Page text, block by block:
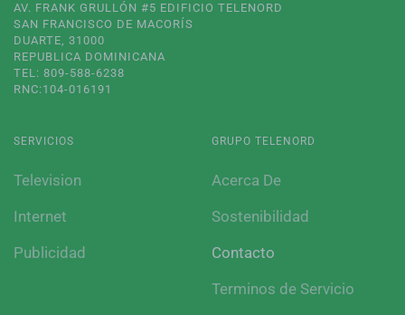
AV. FRANK GRULLÓN #5 EDIFICIO TELENORD
SAN FRANCISCO DE MACORÍS
DUARTE, 31000
REPUBLICA DOMINICANA
TEL: 809-588-6238
RNC:104-016191
SERVICIOS
Television
Internet
Publicidad
GRUPO TELENORD
Acerca De
Sostenibilidad
Contacto
Terminos de Servicio